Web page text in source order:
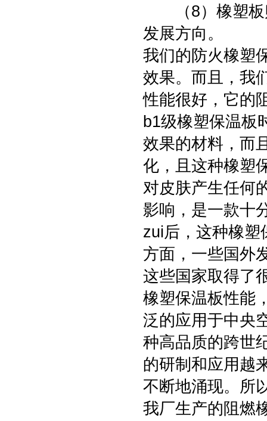
（8）橡塑板
发展方向。
我们的防火橡塑
效果。而且，我
性能很好，它的
b1级橡塑保温板
效果的材料，而
化，且这种橡塑
对皮肤产生任何
影响，是一款十
zui后，这种橡塑
方面，一些国外
这些国家取得了
橡塑保温板性能
泛的应用于中央
种高品质的跨世
的研制和应用越
不断地涌现。所
我厂生产的阻燃